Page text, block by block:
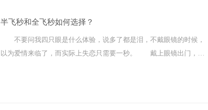
半飞秒和全飞秒如何选择？
不要问我四只眼是什么体验，说多了都是泪，不戴眼镜的时候，
以为爱情来临了，而实际上失恋只需要一秒。 戴上眼镜出门，老